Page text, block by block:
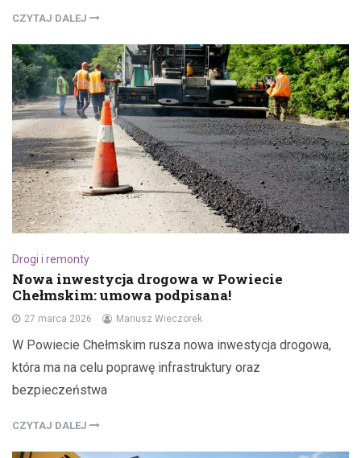
CZYTAJ DALEJ
Drogi i remonty
Nowa inwestycja drogowa w Powiecie
Chełmskim: umowa podpisana!
27 marca 2026 Mariusz Wieczorek
W Powiecie Chełmskim rusza nowa inwestycja drogowa,
która ma na celu poprawę infrastruktury oraz
bezpieczeństwa
CZYTAJ DALEJ